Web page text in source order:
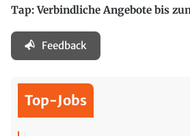
Tap: Verbindliche Angebote bis
Feedback
Top-Jobs